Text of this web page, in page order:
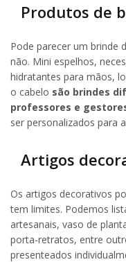
Produtos de
Pode parecer um brinde
não. Mini espelhos,
hidratantes para mãos,
o cabelo são brindes
professores e
ser personalizados para
Artigos
Os artigos decorativos
tem limites. Podemos
artesanais, vaso de
porta-retratos, entre
presenteados